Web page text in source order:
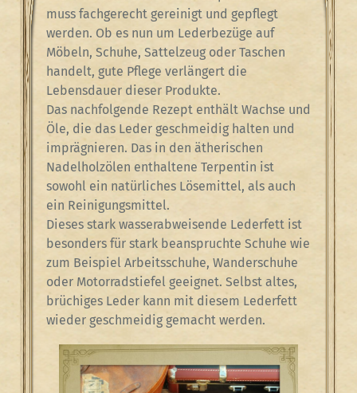
muss fachgerecht gereinigt und gepflegt
werden. Ob es nun um Lederbezüge auf
Möbeln, Schuhe, Sattelzeug oder Taschen
handelt, gute Pflege verlängert die
Lebensdauer dieser Produkte.
Das nachfolgende Rezept enthält Wachse und
Öle, die das Leder geschmeidig halten und
imprägnieren. Das in den ätherischen
Nadelholzölen enthaltene Terpentin ist
sowohl ein natürliches Lösemittel, als auch
ein Reinigungsmittel.
Dieses stark wasserabweisende Lederfett ist
besonders für stark beanspruchte Schuhe wie
zum Beispiel Arbeitsschuhe, Wanderschuhe
oder Motorradstiefel geeignet. Selbst altes,
brüchiges Leder kann mit diesem Lederfett
wieder geschmeidig gemacht werden.